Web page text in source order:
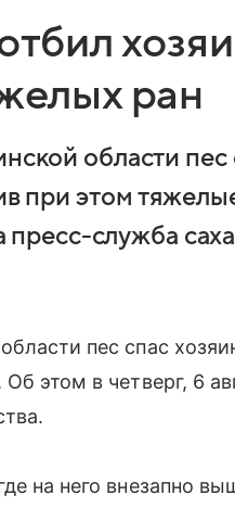
ран
области пес
при этом
пресс-служба
пес спас
этом в четверг, 6
на него внезапно